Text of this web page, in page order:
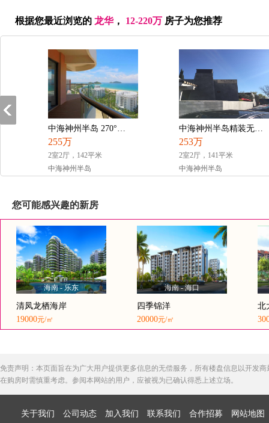
根据您最近浏览的 龙华， 12-220万 房子为您推荐
中海神州半岛 270°海景精装房
255万
2室2厅，142平米
中海神州半岛
中海神州半岛精装无敌海景房
253万
2室2厅，141平米
中海神州半岛
您可能感兴趣的新房
海南 - 乐东
清凤龙栖海岸
19000元/㎡
海南 - 海口
四季锦洋
20000元/㎡
北
免责声明：本页面旨在为广大用户提供更多信息的无偿服务，所有楼盘信息以开发
在购房时需慎重考虑。参阅本网站的用户，应被视为已确认得悉上述立场。
关于我们 公司动态 加入我们 联系我们 合作招募 网站地图